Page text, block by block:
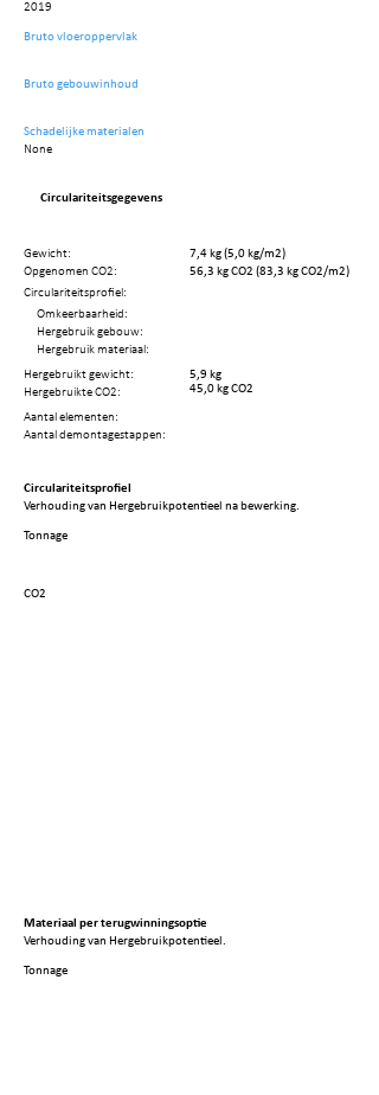
2019
Bruto vloeroppervlak
Bruto gebouwinhoud
Schadelijke materialen
None
Circulariteitsgegevens
Gewicht:
7,4 kg (5,0 kg/m2)
Opgenomen CO2:
56,3 kg CO2 (83,3 kg CO2/m2)
Circulariteitsprofiel:
Omkeerbaarheid:
Hergebruik gebouw:
Hergebruik materiaal:
Hergebruikt gewicht:
Hergebruikte CO2:
5,9 kg
45,0 kg CO2
Aantal elementen:
Aantal demontagestappen:
Circulariteitsprofiel
Verhouding van Hergebruikpotentieel na bewerking.
Tonnage
CO2
Materiaal per terugwinningsoptie
Verhouding van Hergebruikpotentieel.
Tonnage